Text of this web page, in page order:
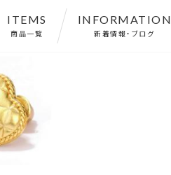
ITEMS
商品一覧
INFORMATION
新着情報・ブログ